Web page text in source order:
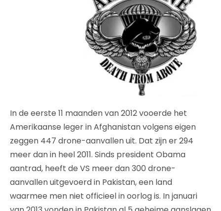
In de eerste 11 maanden van 2012 vooerde het
Amerikaanse leger in Afghanistan volgens eigen
zeggen 447 drone-aanvallen uit. Dat zijn er 294
meer dan in heel 2011. Sinds president Obama
aantrad, heeft de VS meer dan 300 drone-
aanvallen uitgevoerd in Pakistan, een land
waarmee men niet officieel in oorlog is. In januari